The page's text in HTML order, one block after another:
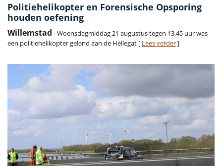
Politiehelikopter en Forensische Opsporing
houden oefening
Willemstad - Woensdagmiddag 21 augustus tegen 13.45 uur was
een politiehelikopter geland aan de Hellegat [ Lees verder]